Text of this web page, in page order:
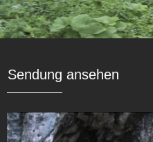
Sendung ansehen